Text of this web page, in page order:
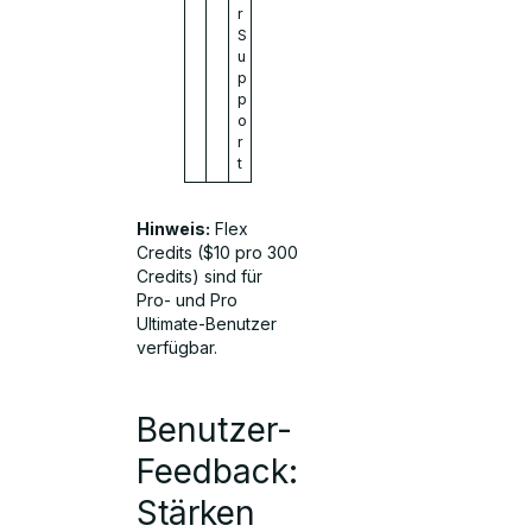
r
S
u
p
p
o
r
t
Hinweis: Flex
Credits ($10 pro 300
Credits) sind für
Pro- und Pro
Ultimate-Benutzer
verfügbar.
Benutzer-
Feedback:
Stärken